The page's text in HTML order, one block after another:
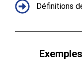
Définitions